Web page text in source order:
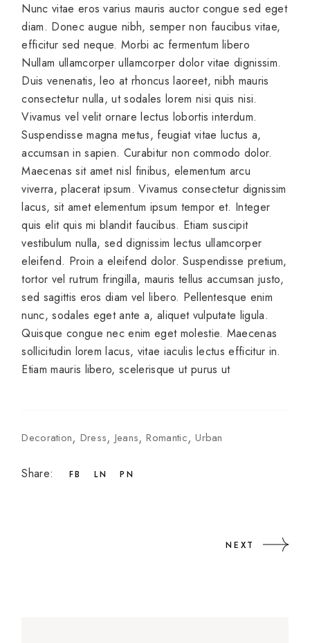
Nunc vitae eros varius mauris auctor congue sed eget
diam. Donec augue nibh, semper non faucibus vitae,
efficitur sed neque. Morbi ac fermentum libero
Nullam ullamcorper ullamcorper dolor vitae dignissim.
Duis venenatis, leo at rhoncus laoreet, nibh mauris
consectetur nulla, ut sodales lorem nisi quis nisi.
Vivamus vel velit ornare lectus lobortis interdum.
Suspendisse magna metus, feugiat vitae luctus a,
accumsan in sapien. Curabitur non commodo dolor.
Maecenas sit amet nisl finibus, elementum arcu
viverra, placerat ipsum. Vivamus consectetur dignissim
lacus, sit amet elementum ipsum tempor et. Integer
quis elit quis mi blandit faucibus. Etiam suscipit
vestibulum nulla, sed dignissim lectus ullamcorper
eleifend. Proin a eleifend dolor. Suspendisse pretium,
tortor vel rutrum fringilla, mauris tellus accumsan justo,
sed sagittis eros diam vel libero. Pellentesque enim
nunc, sodales eget ante a, aliquet vulputate ligula.
Quisque congue nec enim eget molestie. Maecenas
sollicitudin lorem lacus, vitae iaculis lectus efficitur in.
Etiam mauris libero, scelerisque ut purus ut
Decoration Dress Jeans Romantic Urban
Share: FB LN PN
NEXT